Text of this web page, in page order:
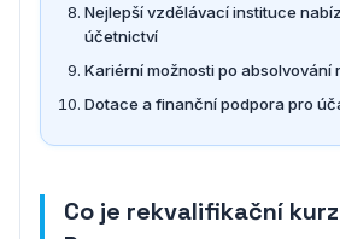
Nejlepší vzdělávací instituce
účetnictví
Kariérní možnosti po absolvování
Dotace a finanční podpora pro
Co je rekvalifikační